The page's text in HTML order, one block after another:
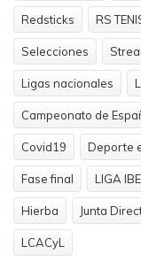
Redsticks RS
Selecciones
Ligas nacionales
Campeonato de
Covid19 Deporte
Fase final LIGA
Hierba Junta
LCACyL